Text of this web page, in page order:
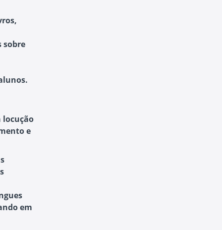
sobre
locução
e
em